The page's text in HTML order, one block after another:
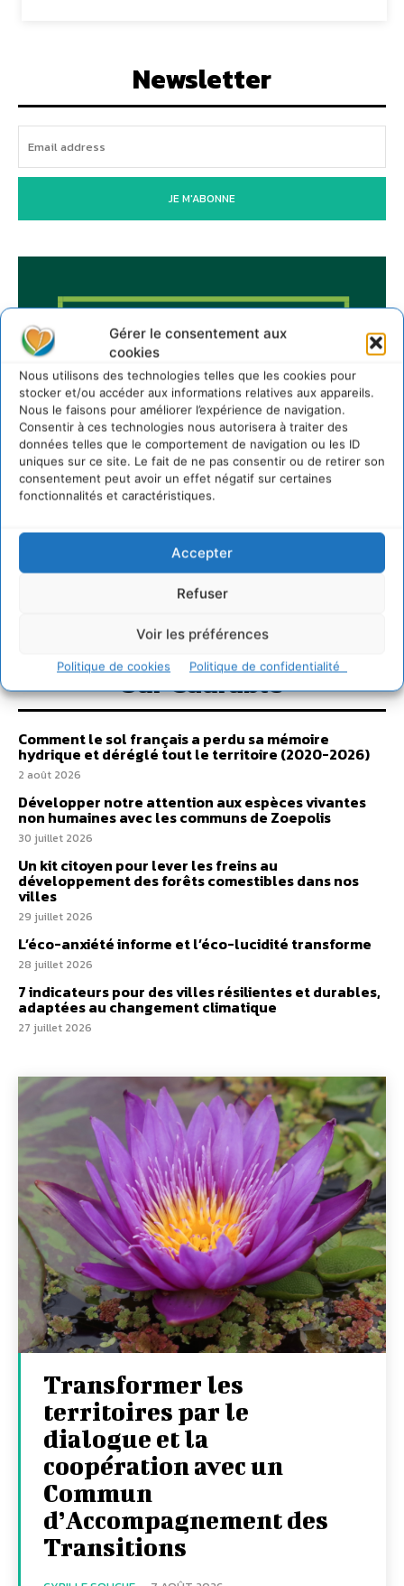
Gérer le consentement aux
cookies
Nous utilisons des technologies telles que les cookies pour
stocker et/ou accéder aux informations relatives aux appareils.
Nous le faisons pour améliorer l’expérience de navigation.
Consentir à ces technologies nous autorisera à traiter des
données telles que le comportement de navigation ou les ID
uniques sur ce site. Le fait de ne pas consentir ou de retirer son
consentement peut avoir un effet négatif sur certaines
fonctionnalités et caractéristiques.
Accepter
Refuser
Voir les préférences
Politique de cookies Politique de confidentialité
Newsletter
JE M'ABONNE
Sur Cdurable
Comment le sol français a perdu sa mémoire
hydrique et déréglé tout le territoire (2020-2026)
2 août 2026
Développer notre attention aux espèces vivantes
non humaines avec les communs de Zoepolis
30 juillet 2026
Un kit citoyen pour lever les freins au
développement des forêts comestibles dans nos
villes
29 juillet 2026
L’éco-anxiété informe et l’éco-lucidité transforme
28 juillet 2026
7 indicateurs pour des villes résilientes et durables,
adaptées au changement climatique
27 juillet 2026
Transformer les
territoires par le
dialogue et la
coopération avec un
Commun
d’Accompagnement des
Transitions